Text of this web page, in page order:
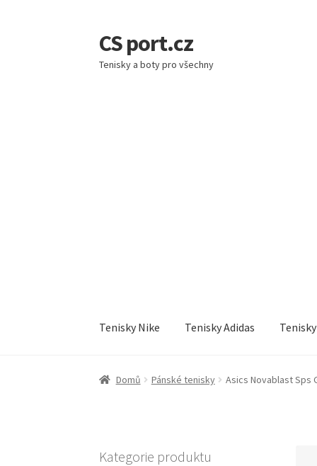
Přeskočit
na
navigaci
Přejít
k
obsahu
CS port.cz
Tenisky a boty pro všechny
Tenisky Nike Tenisky Adidas
Úvodní stránkaDoprava a doba dodání
Domů Pánské tenisky Asics Novablast Sps
Kategorie produktu